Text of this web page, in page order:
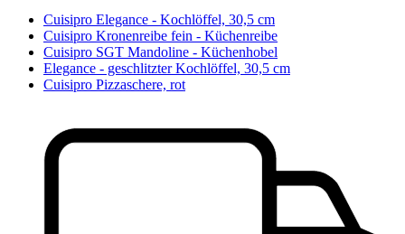
Cuisipro Elegance - Kochlöffel, 30,5 cm
Cuisipro Kronenreibe fein - Küchenreibe
Cuisipro SGT Mandoline - Küchenhobel
Elegance - geschlitzter Kochlöffel, 30,5 cm
Cuisipro Pizzaschere, rot